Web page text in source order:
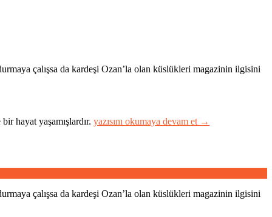
çalışsa da kardeşi Ozan’la olan küslükleri magazinin ilgisini
hayat yaşamışlardır. “Kardeşim
yazısını okumaya devam et →
çalışsa da kardeşi Ozan’la olan küslükleri magazinin ilgisini